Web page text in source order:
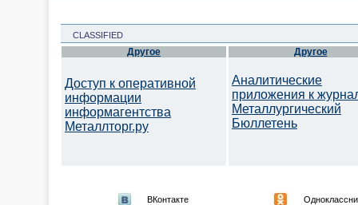
CLASSIFIED
Другое
Доступ к оперативной
информации
информагентства
Металлторг.ру
Другое
Аналитические
приложения к
Металлургический
Бюллетень
ВКонтакте